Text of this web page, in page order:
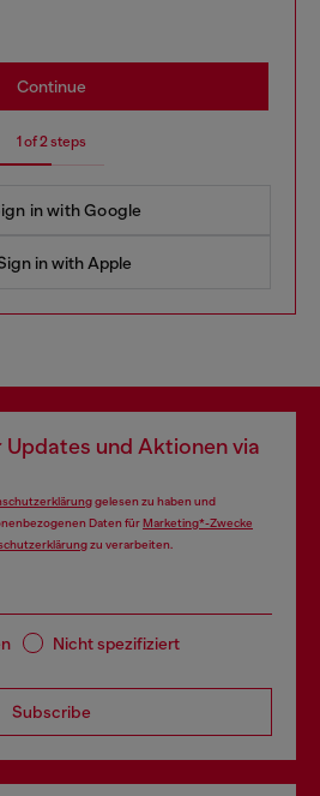
Continue
1 of 2 steps
in with Google
in with Apple
Updates und Aktionen via
gelesen zu haben und
Daten fürMarketing*-Zwecke
zu verarbeiten.
Nicht spezifiziert
Subscribe